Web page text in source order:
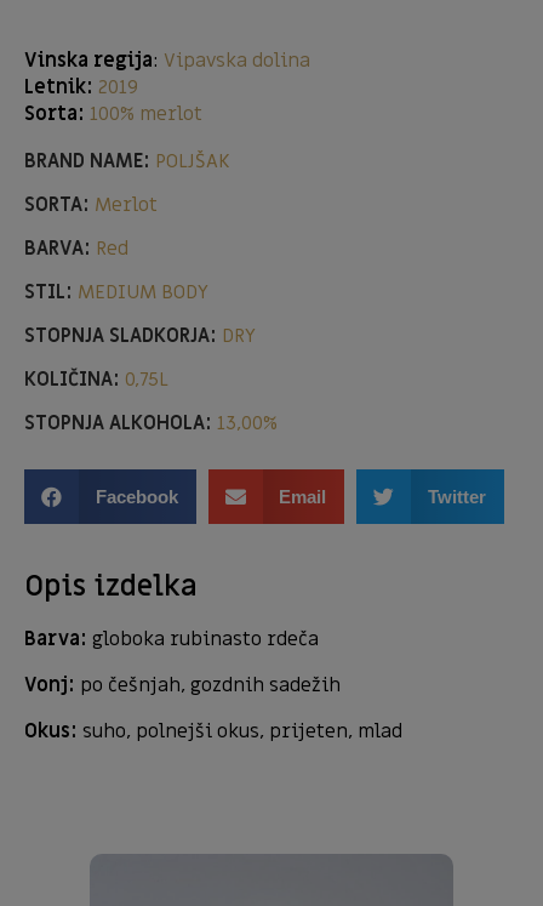
Vinska regija: Vipavska dolina
Letnik: 2019
Sorta: 100% merlot
BRAND NAME: POLJŠAK
SORTA: Merlot
BARVA: Red
STIL: MEDIUM BODY
STOPNJA SLADKORJA: DRY
KOLIČINA: 0,75L
STOPNJA ALKOHOLA: 13,00%
Facebook Email Twitter
Opis izdelka
Barva: globoka rubinasto rdeča
Vonj: po češnjah, gozdnih sadežih
Okus: suho, polnejši okus, prijeten, mlad